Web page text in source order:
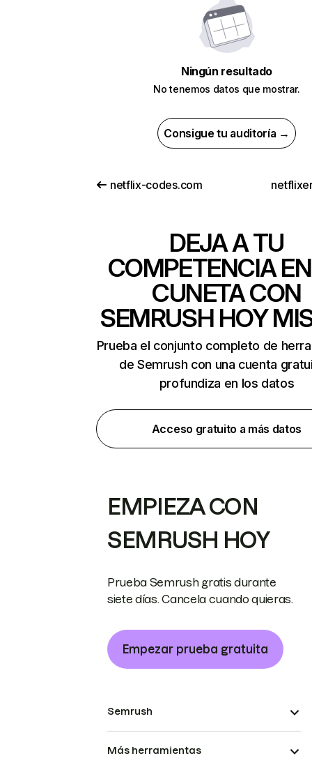
Ningún resultado
No tenemos datos que mostrar.
Consigue tu auditoría →
netflix-codes.com
DEJA A TU
COMPETENCIA
CUNETA CON
SEMRUSH HOY
Prueba el conjunto completo de
de Semrush con una cuenta
profundiza en los datos
Acceso gratuito a más datos
EMPIEZA CON
SEMRUSH HOY
Prueba Semrush gratis durante
siete días. Cancela cuando quieras.
Empezar prueba gratuita
Semrush
Más herramientas